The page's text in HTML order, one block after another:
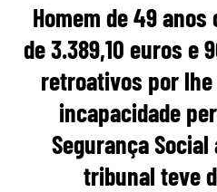
Homem de 49
de 3.389,10 euros e
retroativos por
incapacidade
Segurança
tribunal teve